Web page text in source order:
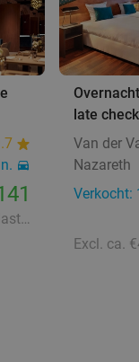
Excl. ca. €7,75 p.p.p.n. toeristenbelasting
late
Van der
Nazareth
Verkocht: